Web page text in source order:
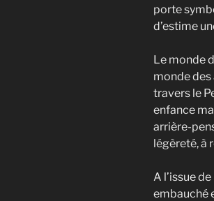
porte
d’estime
Le monde
monde des
travers le
enfance
arrière-
légèreté, à
A l’issue
embauché